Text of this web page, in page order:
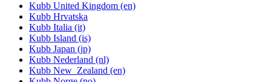
Kubb United Kingdom (en)
Kubb Hrvatska
Kubb Italia (it)
Kubb Island (is)
Kubb Japan (jp)
Kubb Nederland (nl)
Kubb New_Zealand (en)